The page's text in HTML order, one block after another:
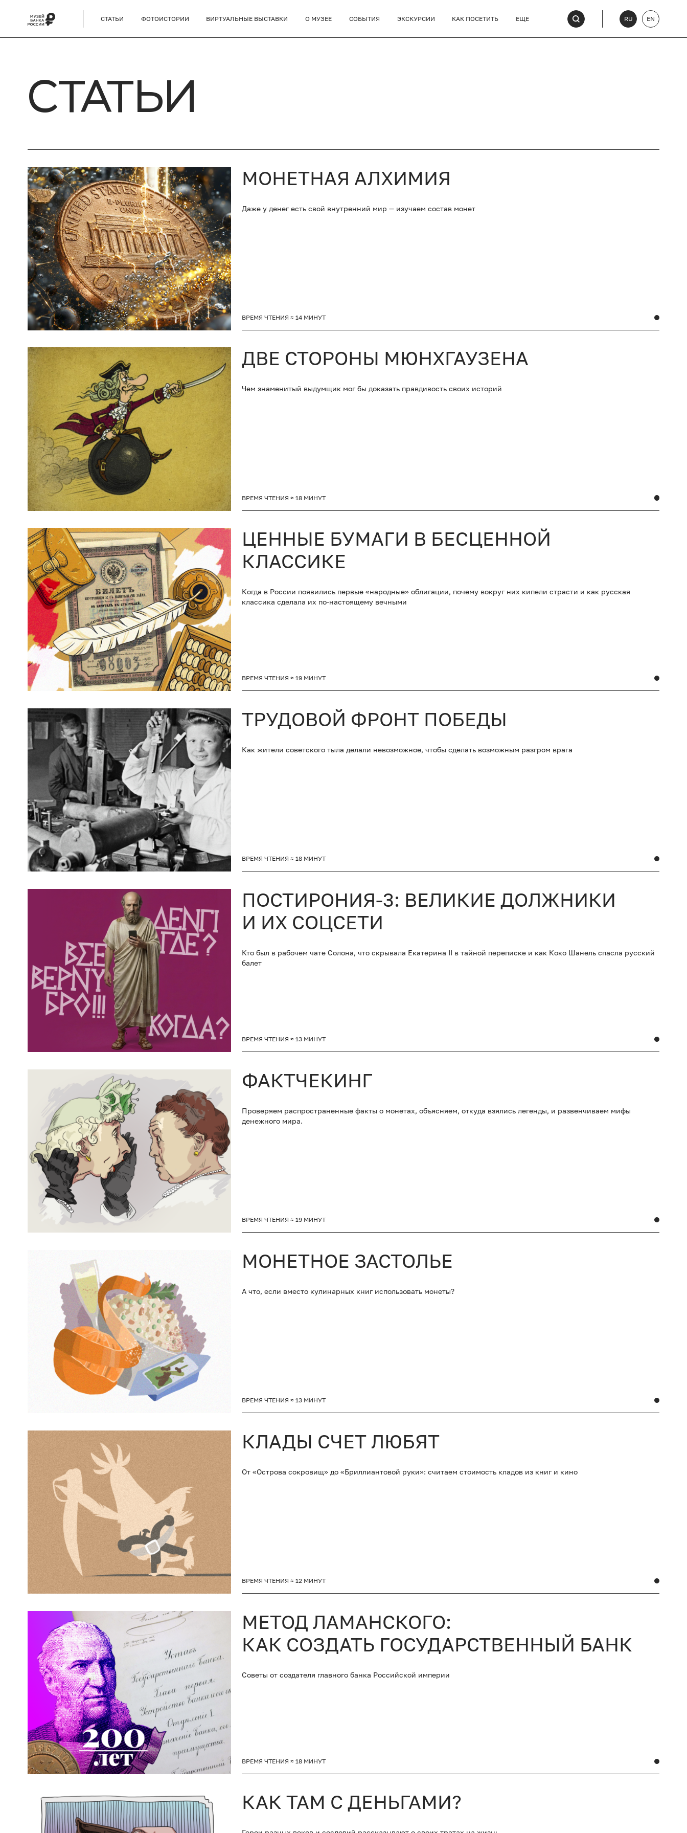
СТАТЬИ ФОТОИСТОРИИ ВИРТУАЛЬНЫЕ ВЫСТАВКИ О МУЗЕЕ СОБЫТИЯ ЭКСКУРСИИ КАК ПОСЕТИТЬ ЕЩЕ RU EN
СТАТЬИ
МОНЕТНАЯ АЛХИМИЯ
Даже у денег есть свой внутренний мир — изучаем состав монет
ВРЕМЯ ЧТЕНИЯ ≈ 14 МИНУТ
ДВЕ СТОРОНЫ МЮНХГАУЗЕНА
Чем знаменитый выдумщик мог бы доказать правдивость своих историй
ВРЕМЯ ЧТЕНИЯ ≈ 18 МИНУТ
ЦЕННЫЕ БУМАГИ В БЕСЦЕННОЙ
КЛАССИКЕ
Когда в России появились первые «народные» облигации, почему вокруг них кипели страсти и как русская
классика сделала их по-настоящему вечными
ВРЕМЯ ЧТЕНИЯ ≈ 19 МИНУТ
ТРУДОВОЙ ФРОНТ ПОБЕДЫ
Как жители советского тыла делали невозможное, чтобы сделать возможным разгром врага
ВРЕМЯ ЧТЕНИЯ ≈ 18 МИНУТ
ПОСТИРОНИЯ-3: ВЕЛИКИЕ ДОЛЖНИКИ
И ИХ СОЦСЕТИ
Кто был в рабочем чате Солона, что скрывала Екатерина II в тайной переписке и как Коко Шанель спасла русский
балет
ВРЕМЯ ЧТЕНИЯ ≈ 13 МИНУТ
ФАКТЧЕКИНГ
Проверяем распространенные факты о монетах, объясняем, откуда взялись легенды, и развенчиваем мифы
денежного мира.
ВРЕМЯ ЧТЕНИЯ ≈ 19 МИНУТ
МОНЕТНОЕ ЗАСТОЛЬЕ
А что, если вместо кулинарных книг использовать монеты?
ВРЕМЯ ЧТЕНИЯ ≈ 13 МИНУТ
КЛАДЫ СЧЕТ ЛЮБЯТ
От «Острова сокровищ» до «Бриллиантовой руки»: считаем стоимость кладов из книг и кино
ВРЕМЯ ЧТЕНИЯ ≈ 12 МИНУТ
МЕТОД ЛАМАНСКОГО:
КАК СОЗДАТЬ ГОСУДАРСТВЕННЫЙ БАНК
Советы от создателя главного банка Российской империи
ВРЕМЯ ЧТЕНИЯ ≈ 18 МИНУТ
КАК ТАМ С ДЕНЬГАМИ?